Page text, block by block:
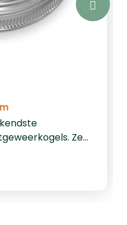
Ze
Target Trophy.